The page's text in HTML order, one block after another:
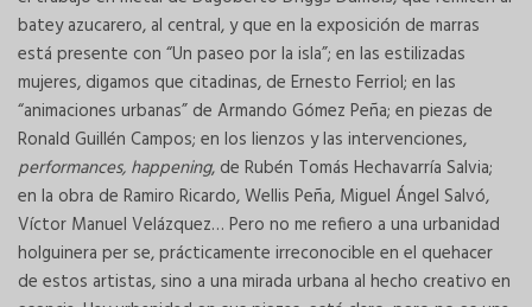
batey azucarero, al central, y que en la exposición de marras
está presente con “Un paseo por la isla”; en las estilizadas
mujeres, digamos que citadinas, de Ernesto Ferriol; en las
“animaciones urbanas” de Armando Gómez Peña; en piezas de
Ronald Guillén Campos; en los lienzos y las intervenciones,
performances, happening, de Rubén Tomás Hechavarría Salvia;
en la obra de Ramiro Ricardo, Wellis Peña, Miguel Ángel Salvó,
Víctor Manuel Velázquez… Pero no me refiero a una urbanidad
holguinera per se, prácticamente irreconocible en el quehacer
de estos artistas, sino a una mirada urbana al hecho creativo en